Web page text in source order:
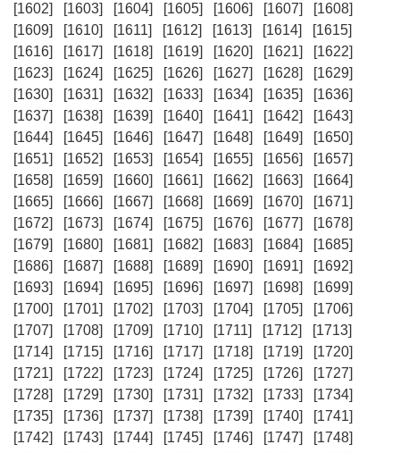
[1602]
[1603] [1604] [1605] [1606] [1607]
[1608]
[1609]
[1610] [1611] [1612] [1613] [1614]
[1615]
[1616]
[1617] [1618] [1619] [1620] [1621]
[1622]
[1623]
[1624] [1625] [1626] [1627] [1628]
[1629]
[1630]
[1631] [1632] [1633] [1634] [1635]
[1636]
[1637]
[1638] [1639] [1640] [1641] [1642]
[1643]
[1644]
[1645] [1646] [1647] [1648] [1649]
[1650]
[1651]
[1652] [1653] [1654] [1655] [1656]
[1657]
[1658]
[1659] [1660] [1661] [1662] [1663]
[1664]
[1665]
[1666] [1667] [1668] [1669] [1670]
[1671]
[1672]
[1673] [1674] [1675] [1676] [1677]
[1678]
[1679]
[1680] [1681] [1682] [1683] [1684]
[1685]
[1686]
[1687] [1688] [1689] [1690] [1691]
[1692]
[1693]
[1694] [1695] [1696] [1697] [1698]
[1699]
[1700]
[1701] [1702] [1703] [1704] [1705]
[1706]
[1707]
[1708] [1709] [1710] [1711] [1712]
[1713]
[1714]
[1715] [1716] [1717] [1718] [1719]
[1720]
[1721]
[1722] [1723] [1724] [1725] [1726]
[1727]
[1728]
[1729] [1730] [1731] [1732] [1733]
[1734]
[1735]
[1736] [1737] [1738] [1739] [1740]
[1741]
[1742]
[1743] [1744] [1745] [1746] [1747]
[1748]